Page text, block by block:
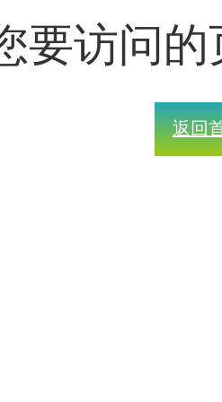
要访问
返回